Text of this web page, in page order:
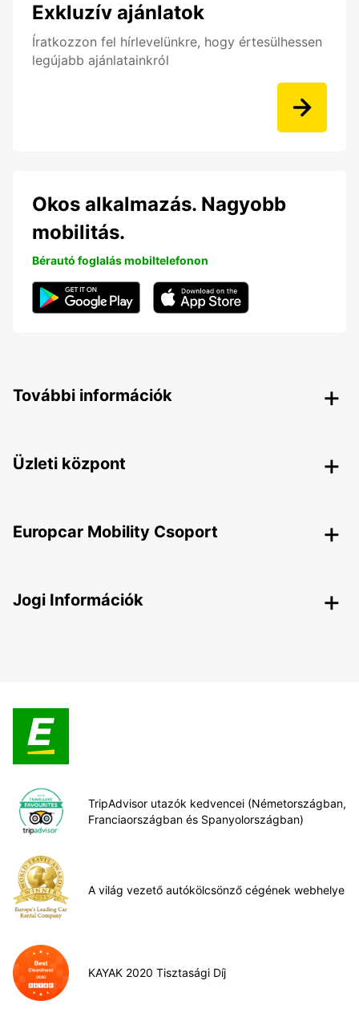
Exkluzív ajánlatok
Íratkozzon fel hírlevelünkre, hogy értesülhessen
legújabb ajánlatainkról
Okos alkalmazás. Nagyobb
mobilitás.
Bérautó foglalás mobiltelefonon
További információk
Üzleti központ
Europcar Mobility Csoport
Jogi Információk
TripAdvisor utazók kedvencei (Németországban,
Franciaországban és Spanyolországban)
A világ vezető autókölcsönző cégének webhelye
KAYAK 2020 Tisztasági Díj